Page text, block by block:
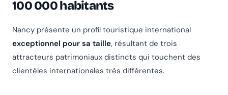
100 000 habitants
Nancy présente un profil touristique international
exceptionnel pour sa taille, résultant de trois
attracteurs patrimoniaux distincts qui touchent des
clientèles internationales très différentes.